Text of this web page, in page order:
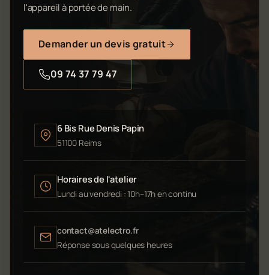
l'appareil à portée de main.
Demander un devis gratuit
09 74 37 79 47
6 Bis Rue Denis Papin
51100 Reims
Horaires de l'atelier
Lundi au vendredi : 10h–17h en continu
contact@atelectro.fr
Réponse sous quelques heures